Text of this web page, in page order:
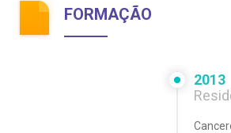
FORMAÇÃO
2013